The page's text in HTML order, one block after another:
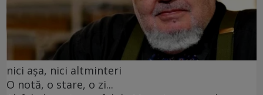
nici așa, nici altminteri
O notă, o stare, o zi...